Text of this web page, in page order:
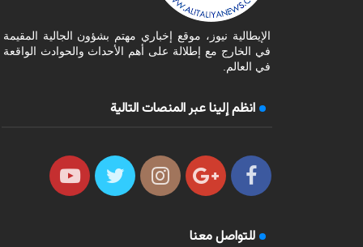
الإيطالية نيوز، موقع إخباري مهتم بشؤون الجالية المقيمة
في الخارج مع إطلالة على أهم الأحداث والحوادث الواقعة
في العالم.
انظم إلينا عبر المنصات التالية
للتواصل معنا